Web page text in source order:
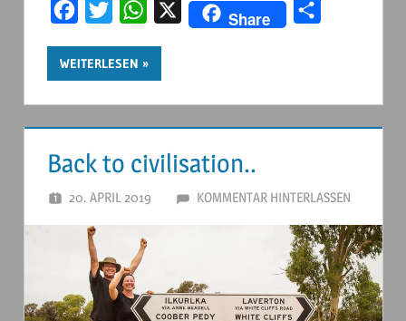
FacebookTwitter WhatsApp
X Share
WEITERLESEN
Back to civilisation..
20. APRIL 2019 ANDERSTOUREN
KOMMENTAR HINTERLASSEN